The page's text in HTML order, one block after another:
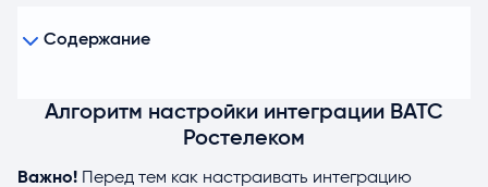
Содержание
Прослушивание записей разговоров
Алгоритм настройки интеграции ВАТС
Ростелеком
Важно! Перед тем как настраивать интеграцию